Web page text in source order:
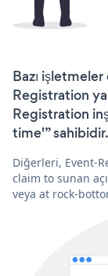
Bazı
Registration
Registration
time'” sahibidir.
Diğerleri, Event-
claim to sunan
veya at rock-